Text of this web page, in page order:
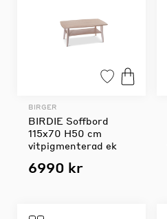
BIRGER
BIRDIE Soffbord
115x70 H50 cm
vitpigmenterad ek
6990 kr